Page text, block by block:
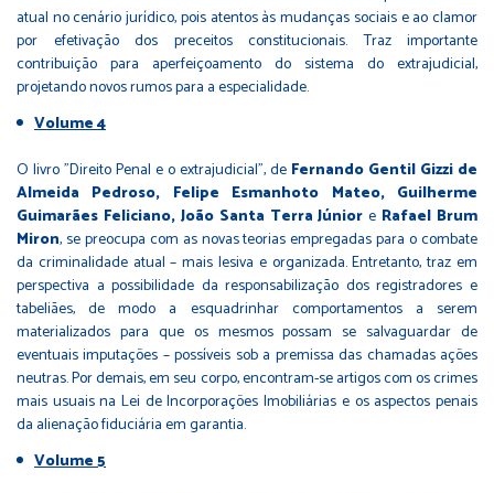
atual no cenário jurídico, pois atentos às mudanças sociais e ao clamor
por efetivação dos preceitos constitucionais. Traz importante
contribuição para aperfeiçoamento do sistema do extrajudicial,
projetando novos rumos para a especialidade.
Volume 4
O livro "Direito Penal e o extrajudicial", de Fernando Gentil Gizzi de
Almeida Pedroso, Felipe Esmanhoto Mateo, Guilherme
Guimarães Feliciano, João Santa Terra Júniore Rafael Brum
Miron, se preocupa com as novas teorias empregadas para o combate
da criminalidade atual – mais lesiva e organizada. Entretanto, traz em
perspectiva a possibilidade da responsabilização dos registradores e
tabeliães, de modo a esquadrinhar comportamentos a serem
materializados para que os mesmos possam se salvaguardar de
eventuais imputações – possíveis sob a premissa das chamadas ações
neutras. Por demais, em seu corpo, encontram-se artigos com os crimes
mais usuais na Lei de Incorporações Imobiliárias e os aspectos penais
da alienação fiduciária em garantia.
Volume 5